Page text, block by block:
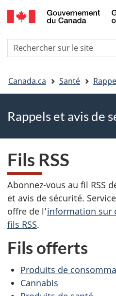
à
Recherche
Vous
êtes
ici
Canada.ca Santé
Rappels et avis de
Fils RSS
Abonnez-vous au fil RSS
et avis de sécurité.
offre de l’information sur
fils RSS.
Fils offerts
Produits de
Cannabis